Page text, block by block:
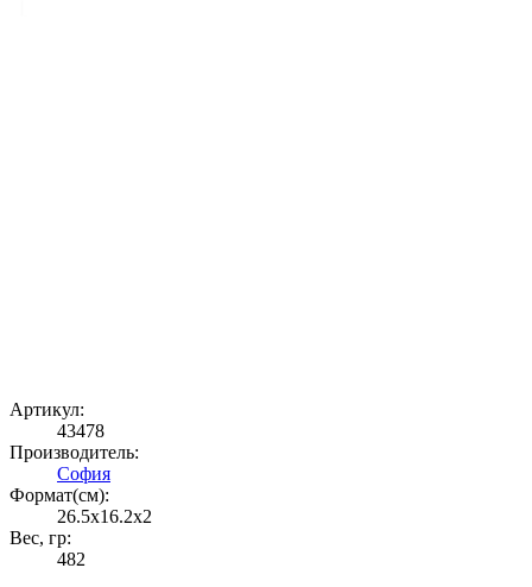
Артикул:
43478
Производитель:
София
Формат(cм):
26.5x16.2x2
Вес, гр:
482